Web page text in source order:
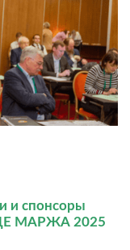
и спонсоры
МАРЖА 2025